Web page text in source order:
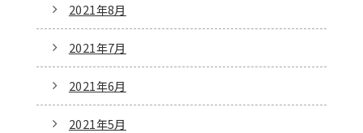
2021年8月
2021年7月
2021年6月
2021年5月